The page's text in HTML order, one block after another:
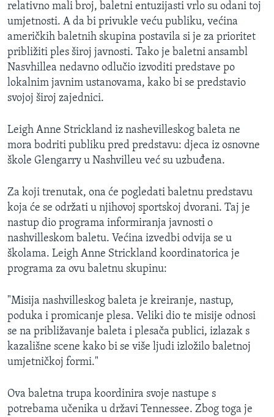
relativno mali broj, baletni entuzijasti vrlo su odani toj
umjetnosti. A da bi privukle veću publiku, većina
američkih baletnih skupina postavila si je za prioritet
približiti ples široj javnosti. Tako je baletni ansambl
Nasvhillea nedavno odlučio izvoditi predstave po
lokalnim javnim ustanovama, kako bi se predstavio
svojoj široj zajednici.
Leigh Anne Strickland iz nashevilleskog baleta ne
mora bodriti publiku pred predstavu: djeca iz osnovne
škole Glengarry u Nashvilleu već su uzbuđena.
Za koji trenutak, ona će pogledati baletnu predstavu
koja će se održati u njihovoj sportskoj dvorani. Taj je
nastup dio programa informiranja javnosti o
nashvilleskom baletu. Većina izvedbi odvija se u
školama. Leigh Anne Strickland koordinatorica je
programa za ovu baletnu skupinu:
"Misija nashvilleskog baleta je kreiranje, nastup,
poduka i promicanje plesa. Veliki dio te misije odnosi
se na približavanje baleta i plesača publici, izlazak s
kazališne scene kako bi se više ljudi izložilo baletnoj
umjetničkoj formi."
Ova baletna trupa koordinira svoje nastupe s
potrebama učenika u državi Tennessee. Zbog toga je